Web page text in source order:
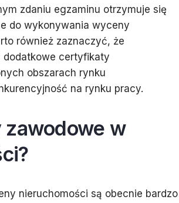
zdaniu egzaminu otrzymuje się
do wykonywania wyceny
również zaznaczyć, że
dodatkowe certyfikaty
obszarach rynku
na rynku pracy.
w
nieruchomości są obecnie bardzo